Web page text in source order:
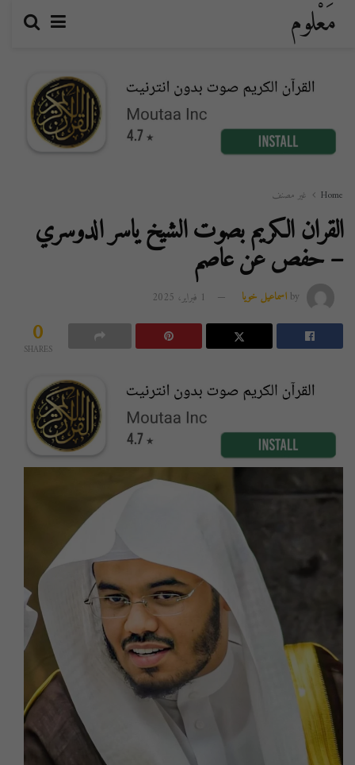
مَعْلوم
Home غير مصنف
القران الكريم بصوت الشيخ ياسر الدوسري
– حفص عن عاصم
by اسماعيل خويا 1 فبراير، 2025
0
SHARES